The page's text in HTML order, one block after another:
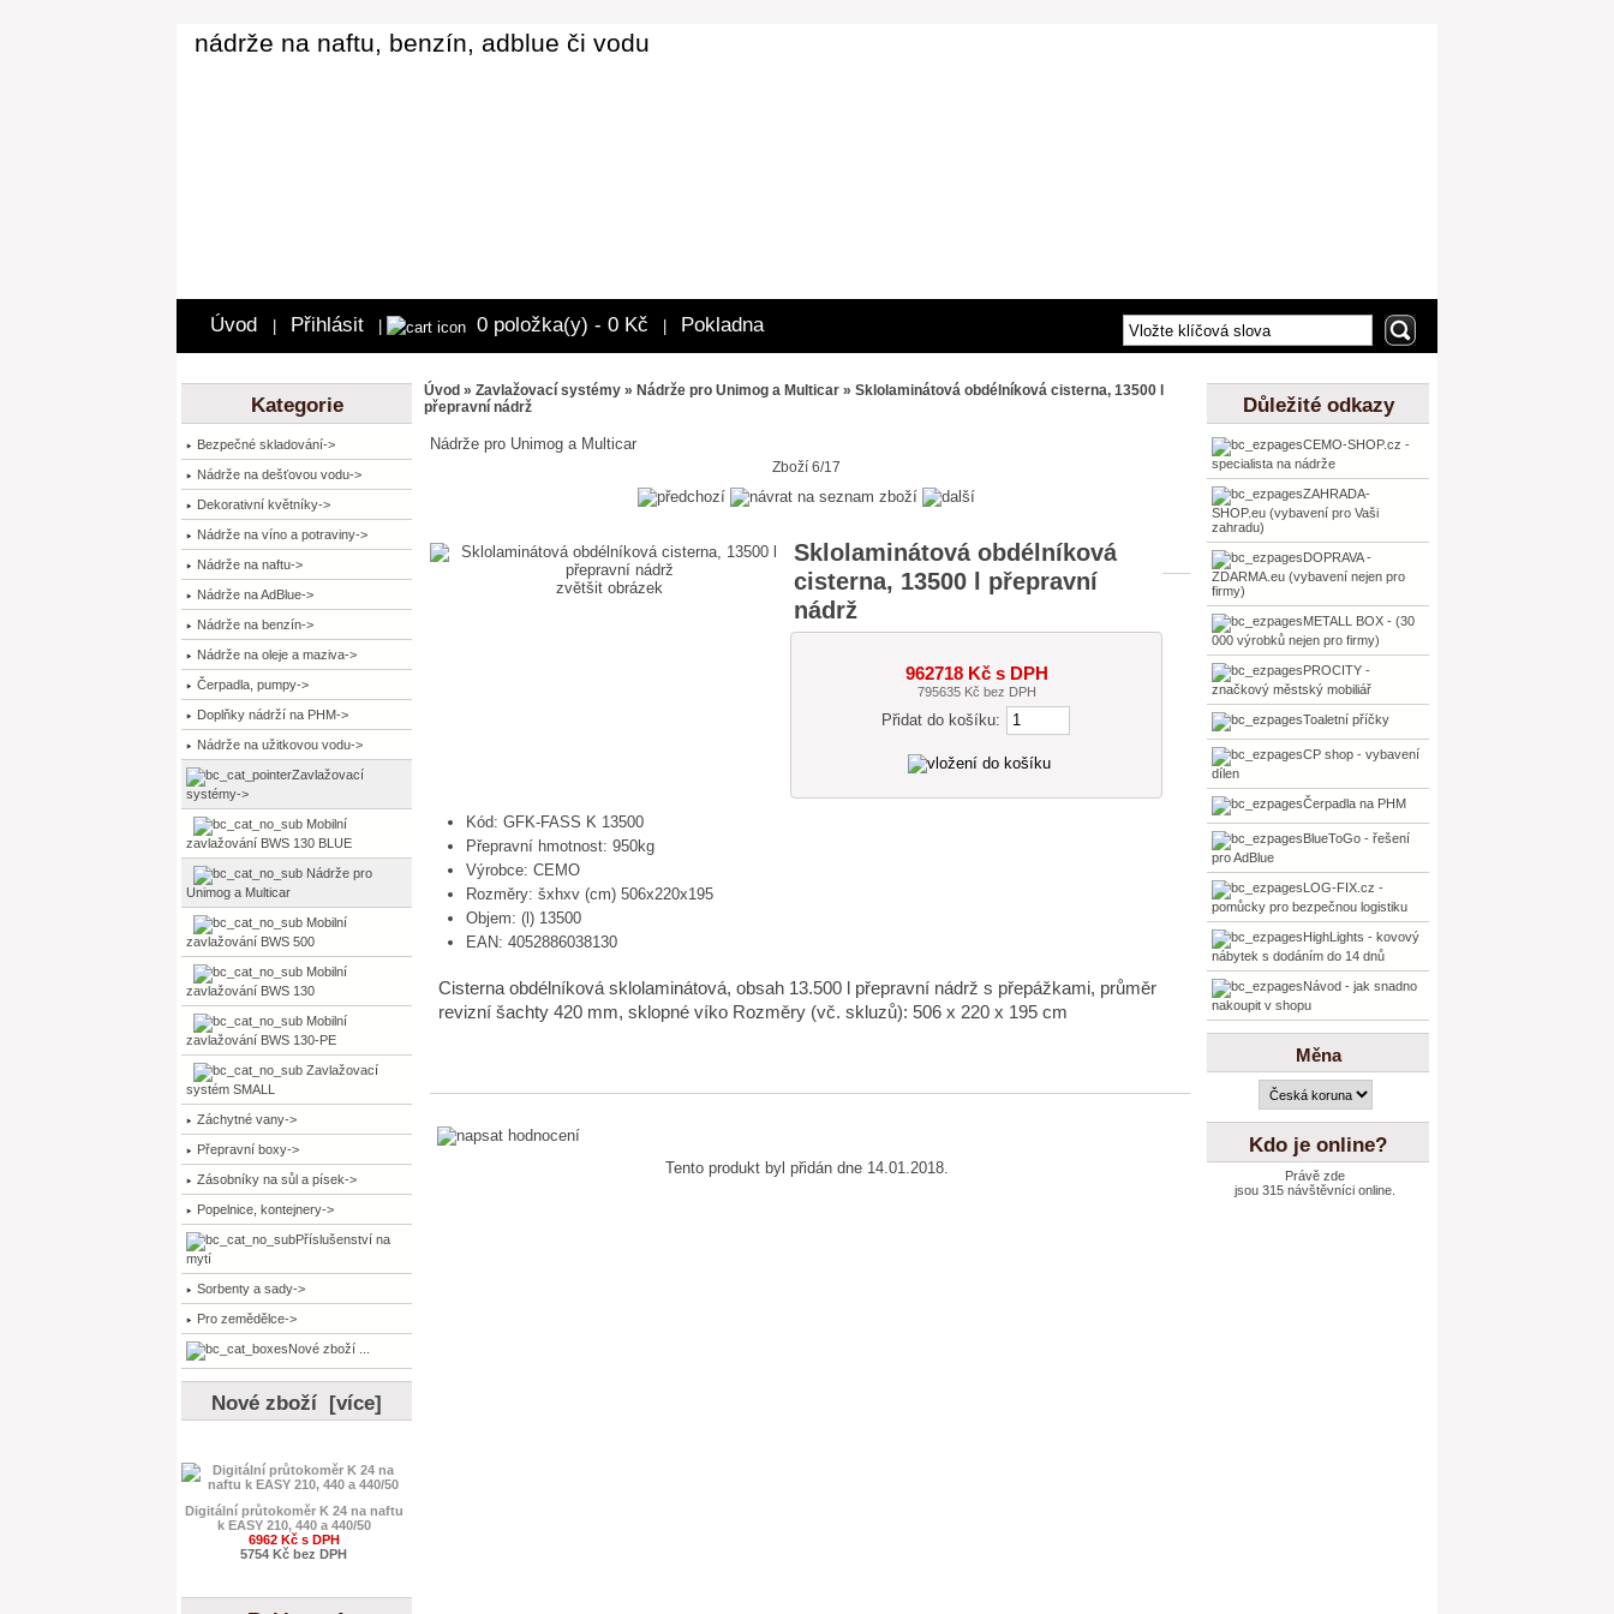
nádrže na naftu, benzín, adblue či vodu
Úvod Přihlásit 0 položka(y) - 0 Kč Pokladna
Kategorie
Bezpečné skladování->
Nádrže na dešťovou vodu->
Dekorativní květníky->
Nádrže na víno a potraviny->
Nádrže na naftu->
Nádrže na AdBlue->
Nádrže na benzín->
Nádrže na oleje a maziva->
Čerpadla, pumpy->
Doplňky nádrží na PHM->
Nádrže na užitkovou vodu->
Zavlažovací
systémy->
Mobilní
zavlažování BWS 130 BLUE
Nádrže pro
Unimog a Multicar
Mobilní
zavlažování BWS 500
Mobilní
zavlažování BWS 130
Mobilní
zavlažování BWS 130-PE
Zavlažovací
systém SMALL
Záchytné vany->
Přepravní boxy->
Zásobníky na sůl a písek->
Popelnice, kontejnery->
Příslušenství na
mytí
Sorbenty a sady->
Pro zemědělce->
Nové zboží ...
Nové zboží [více]
Digitální průtokoměr K 24 na naftu
k EASY 210, 440 a 440/50
6962 Kč s DPH
5754 Kč bez DPH
Úvod »Zavlažovací systémy » Nádrže pro Unimog a Multicar » Sklolaminátová obdélníková cisterna, 13500 l
přepravní nádrž
Nádrže pro Unimog a Multicar
Zboží 6/17
zvětšit obrázek
Sklolaminátová obdélníková
cisterna, 13500 l přepravní
nádrž
962718 Kč s DPH
795635 Kč bez DPH
Přidat do košíku:
Kód: GFK-FASS K 13500
Přepravní hmotnost: 950kg
Výrobce: CEMO
Rozměry: šxhxv (cm) 506x220x195
Objem: (l) 13500
EAN: 4052886038130
Cisterna obdélníková sklolaminátová, obsah 13.500 l přepravní nádrž s přepážkami, průměr
revizní šachty 420 mm, sklopné víko Rozměry (vč. skluzů): 506 x 220 x 195 cm
Tento produkt byl přidán dne 14.01.2018.
Důležité odkazy
CEMO-SHOP.cz -
specialista na nádrže
ZAHRADA-
SHOP.eu (vybavení pro Vaši
zahradu)
DOPRAVA -
ZDARMA.eu (vybavení nejen pro
firmy)
METALL BOX - (30
000 výrobků nejen pro firmy)
PROCITY -
značkový městský mobiliář
Toaletní příčky
CP shop - vybavení
dílen
Čerpadla na PHM
BlueToGo - řešení
pro AdBlue
LOG-FIX.cz -
pomůcky pro bezpečnou logistiku
HighLights - kovový
nábytek s dodáním do 14 dnů
Návod - jak snadno
nakoupit v shopu
Měna
Kdo je online?
Právě zde
jsou 315 návštěvníci online.